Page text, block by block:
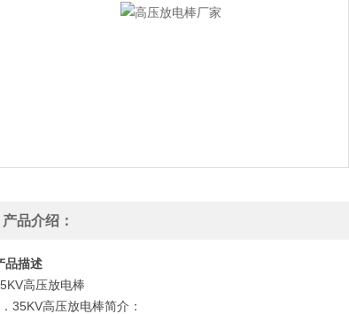
产品介绍：
品描述
高压放电棒
．35KV高压放电棒简介：